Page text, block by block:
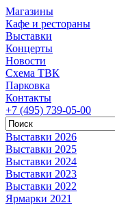
Магазины
Кафе и рестораны
Выставки
Концерты
Новости
Схема ТВК
Парковка
Контакты
+7 (495) 739-05-00
Выставки 2026
Выставки 2025
Выставки 2024
Выставки 2023
Выставки 2022
Ярмарки 2021